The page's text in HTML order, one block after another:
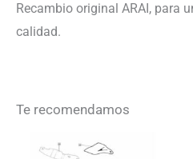
Recambio original ARAI, para
calidad.
Te recomendamos